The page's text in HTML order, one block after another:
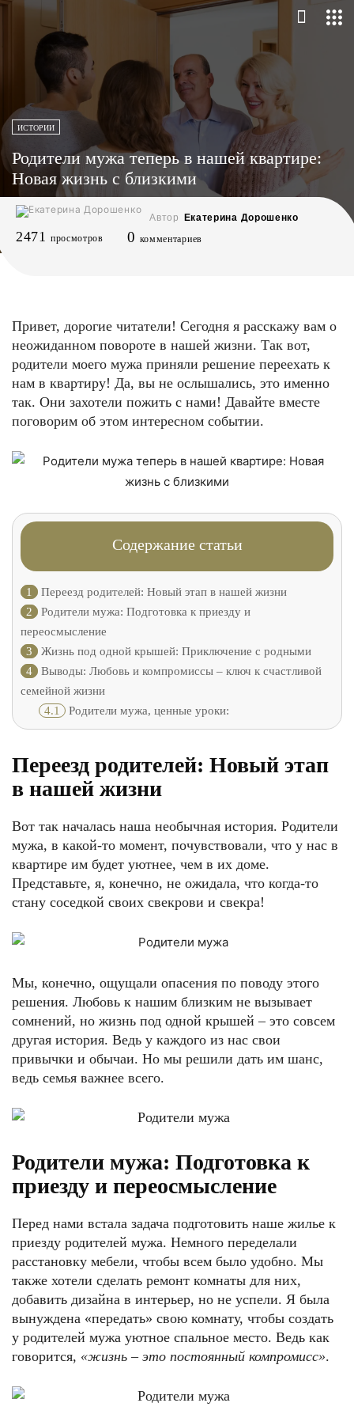
ИСТОРИИ
Родители мужа теперь в нашей квартире:
Новая жизнь с близкими
Автор Екатерина Дорошенко
2471 просмотров 0 комментариев
Привет, дорогие читатели! Сегодня я расскажу вам о
неожиданном повороте в нашей жизни. Так вот,
родители моего мужа приняли решение переехать к
нам в квартиру! Да, вы не ослышались, это именно
так. Они захотели пожить с нами! Давайте вместе
поговорим об этом интересном событии.
Содержание статьи
1
Переезд родителей: Новый этап в нашей жизни
2
Родители мужа: Подготовка к приезду и
переосмысление
3
Жизнь под одной крышей: Приключение с родными
4
Выводы: Любовь и компромиссы – ключ к счастливой
семейной жизни
4.1 Родители мужа, ценные уроки:
Переезд родителей: Новый этап
в нашей жизни
Вот так началась наша необычная история. Родители
мужа, в какой-то момент, почувствовали, что у нас в
квартире им будет уютнее, чем в их доме.
Представьте, я, конечно, не ожидала, что когда-то
стану соседкой своих свекрови и свекра!
Мы, конечно, ощущали опасения по поводу этого
решения. Любовь к нашим близким не вызывает
сомнений, но жизнь под одной крышей – это совсем
другая история. Ведь у каждого из нас свои
привычки и обычаи. Но мы решили дать им шанс,
ведь семья важнее всего.
Родители мужа: Подготовка к
приезду и переосмысление
Перед нами встала задача подготовить наше жилье к
приезду родителей мужа. Немного переделали
расстановку мебели, чтобы всем было удобно. Мы
также хотели сделать ремонт комнаты для них,
добавить дизайна в интерьер, но не успели. Я была
вынуждена «передать» свою комнату, чтобы создать
у родителей мужа уютное спальное место. Ведь как
говорится, «жизнь – это постоянный компромисс».